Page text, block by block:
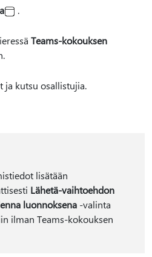
.
Teams-kokouksen
ja kutsu osallistujia.
lisätään
Lähetä-vaihtoehdon
luonnoksena-valinta
ilman Teams-kokouksen